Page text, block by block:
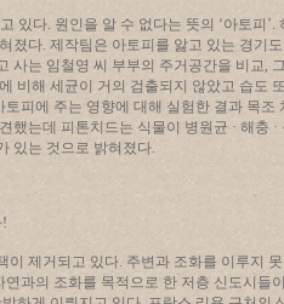
있다. 원인을 알 수 없다는 뜻의 ‘아토피’.
다. 제작팀은 아토피를 앓고 있는 경기도
사는 임철영 씨 부부의 주거공간을 비교,
비해 세균이 거의 검출되지 않았고 습도
피에 주는 영향에 대해 실험한 결과 목조
는데 피톤치드는 식물이 병원균 · 해충 ·
있는 것으로 밝혀졌다.
이 제거되고 있다. 주변과 조화를 이루지
과의 조화를 목적으로 한 저층 신도시들